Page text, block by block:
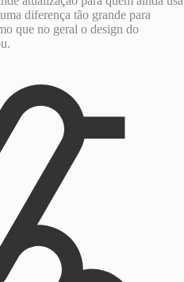
diferença tão grande para
que no geral o design do